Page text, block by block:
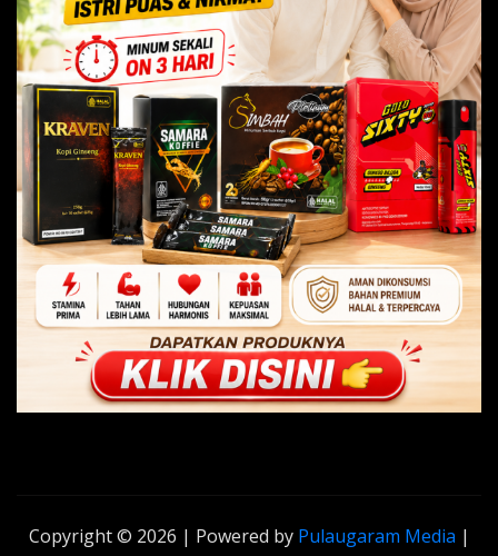
Copyright © 2026 | Powered by Pulaugaram Media |